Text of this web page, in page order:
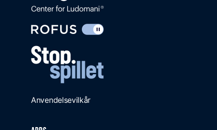
Anvendelsevilkår